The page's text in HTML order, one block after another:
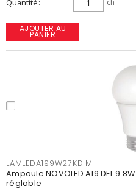
Quantité ch
AJOUTER AU
PANIER
LAMLEDA199W27KDIM
Ampoule NOVOLED A19 DEL
réglable